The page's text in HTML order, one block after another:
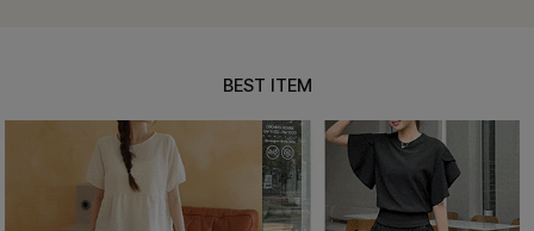
BEST ITEM